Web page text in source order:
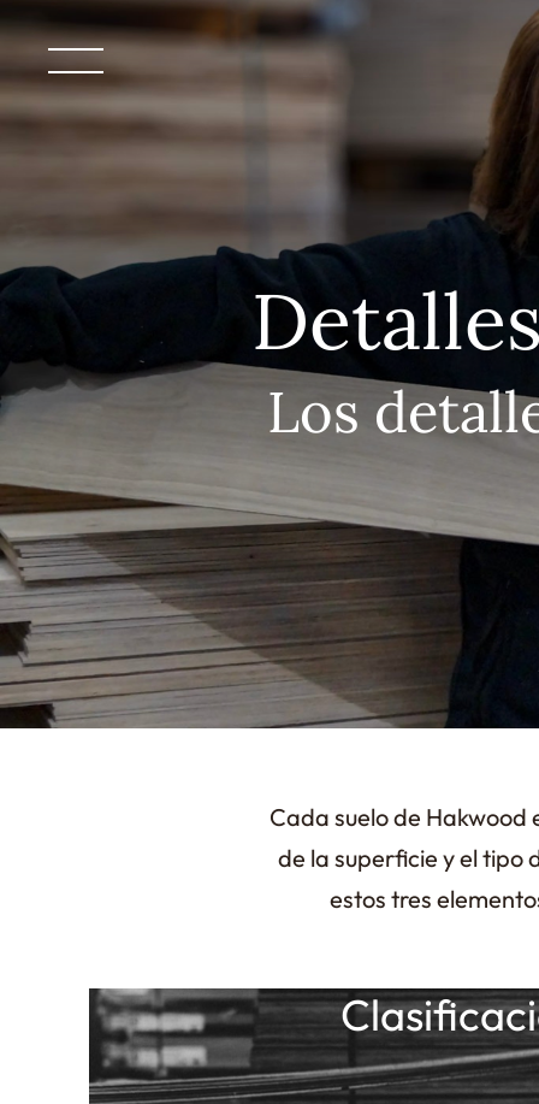
Los
Cada suelo de
de la superficie y el tipo
estos tres